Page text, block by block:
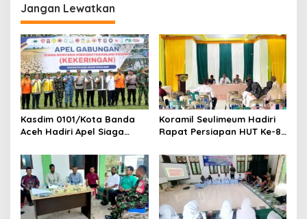
a
s
i
p
o
s
Jangan Lewatkan
Kasdim 0101/Kota Banda
Aceh Hadiri Apel Siaga
Hydrometeorologi 2026,
Perkuat Kesiapsiagaan
Hadapi Ancaman
Kekeringan
Koramil Seulimeum Hadiri
Rapat Persiapan HUT Ke-81
Kecamatan